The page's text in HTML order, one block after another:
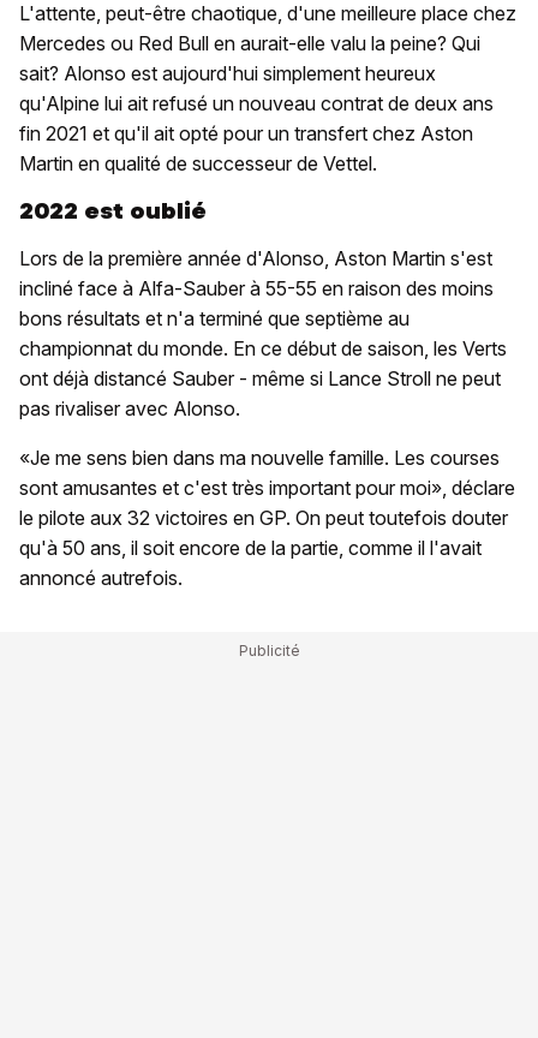
L'attente, peut-être chaotique, d'une meilleure place chez
Mercedes ou Red Bull en aurait-elle valu la peine? Qui
sait? Alonso est aujourd'hui simplement heureux
qu'Alpine lui ait refusé un nouveau contrat de deux ans
fin 2021 et qu'il ait opté pour un transfert chez Aston
Martin en qualité de successeur de Vettel.
2022 est oublié
Lors de la première année d'Alonso, Aston Martin s'est
incliné face à Alfa-Sauber à 55-55 en raison des moins
bons résultats et n'a terminé que septième au
championnat du monde. En ce début de saison, les Verts
ont déjà distancé Sauber - même si Lance Stroll ne peut
pas rivaliser avec Alonso.
«Je me sens bien dans ma nouvelle famille. Les courses
sont amusantes et c'est très important pour moi», déclare
le pilote aux 32 victoires en GP. On peut toutefois douter
qu'à 50 ans, il soit encore de la partie, comme il l'avait
annoncé autrefois.